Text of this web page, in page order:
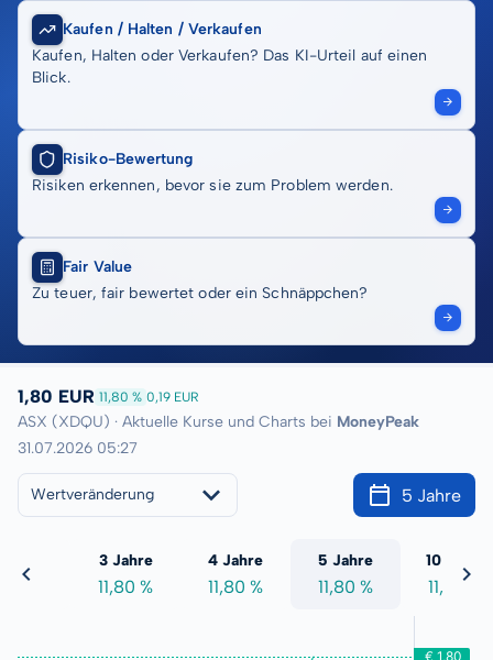
Kaufen / Halten / Verkaufen
Kaufen, Halten oder Verkaufen? Das KI-Urteil auf einen
Blick.
Risiko-Bewertung
Risiken erkennen, bevor sie zum Problem werden.
Fair Value
Zu teuer, fair bewertet oder ein Schnäppchen?
1,80 EUR 11,80 % 0,19 EUR
ASX (XDQU) · Aktuelle Kurse und Charts bei MoneyPeak
31.07.2026 05:27
Wertveränderung 5 Jahre
%
3 Jahre
11,80 %
4 Jahre
11,80 %
5 Jahre
11,80 %
10 Jahre
11,80 %